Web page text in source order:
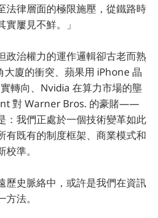
法律層面的極限施壓，從鐵路時
屢見不鮮。」
政治權力的運作邏輯卻古老而熟
廈的衝突、蘋果用 iPhone 晶
轉向、Nvidia 在算力市場的壟
對 Warner Bros. 的豪賭——
：我們正處於一個技術變革如此
有既有的制度框架、商業模式和
準。
歷史脈絡中，或許是我們在資訊
法。